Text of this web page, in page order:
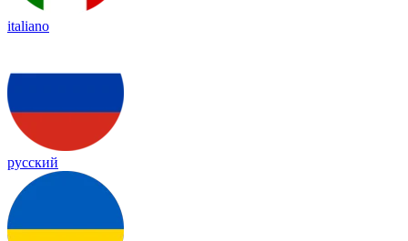
italiano
русский